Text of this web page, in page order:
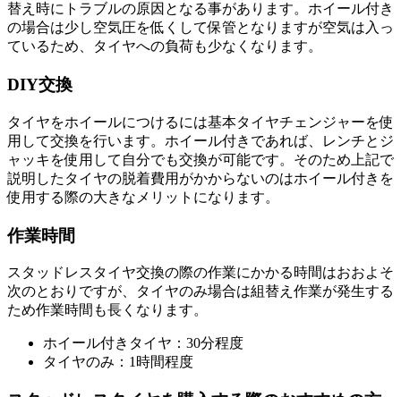
替え時にトラブルの原因となる事があります。ホイール付き
の場合は少し空気圧を低くして保管となりますが空気は入っ
ているため、タイヤへの負荷も少なくなります。
DIY交換
タイヤをホイールにつけるには基本タイヤチェンジャーを使
用して交換を行います。ホイール付きであれば、レンチとジ
ャッキを使用して自分でも交換が可能です。そのため上記で
説明したタイヤの脱着費用がかからないのはホイール付きを
使用する際の大きなメリットになります。
作業時間
スタッドレスタイヤ交換の際の作業にかかる時間はおおよそ
次のとおりですが、タイヤのみ場合は組替え作業が発生する
ため作業時間も長くなります。
ホイール付きタイヤ：30分程度
タイヤのみ：1時間程度